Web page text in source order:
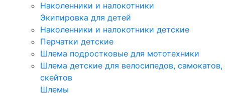
Наколенники и налокотники
Экипировка для детей
Наколенники и налокотники детские
Перчатки детские
Шлема подростковые для мототехники
Шлема детские для велосипедов, самокатов,
скейтов
Шлемы